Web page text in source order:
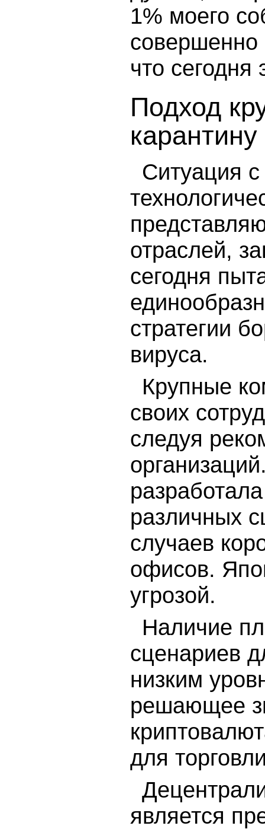
1% моего
что сегодня
Подход
карантину
Ситуация
отраслей,
сегодня
стратегии
вируса.
Крупные
своих
следуя
различных
случаев
офисов.
угрозой.
Наличие
сценариев
низким
решающее
для
является